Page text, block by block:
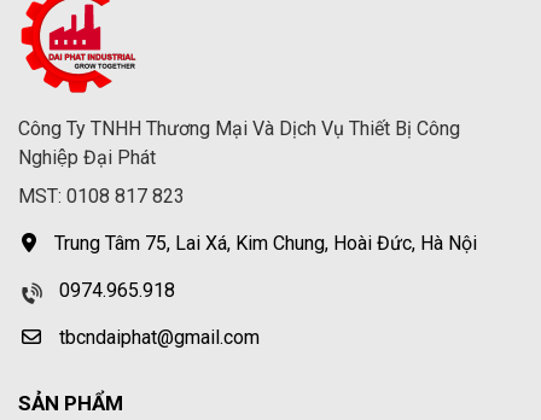
Công Ty TNHH Thương Mại Và Dịch Vụ Thiết Bị Công
Nghiệp Đại Phát
MST: 0108 817 823
Trung Tâm 75, Lai Xá, Kim Chung, Hoài Đức, Hà Nội
0974.965.918
tbcndaiphat@gmail.com
SẢN PHẨM